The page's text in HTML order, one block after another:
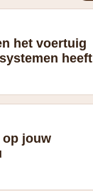
het voertuig
heeft
op jouw